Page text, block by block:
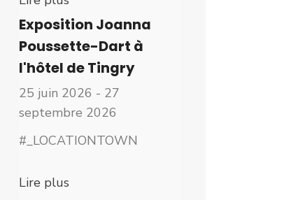
Exposition Joanna
Poussette-Dart à
l'hôtel de Tingry
25 juin 2026 - 27
septembre 2026
#_LOCATIONTOWN
Lire plus